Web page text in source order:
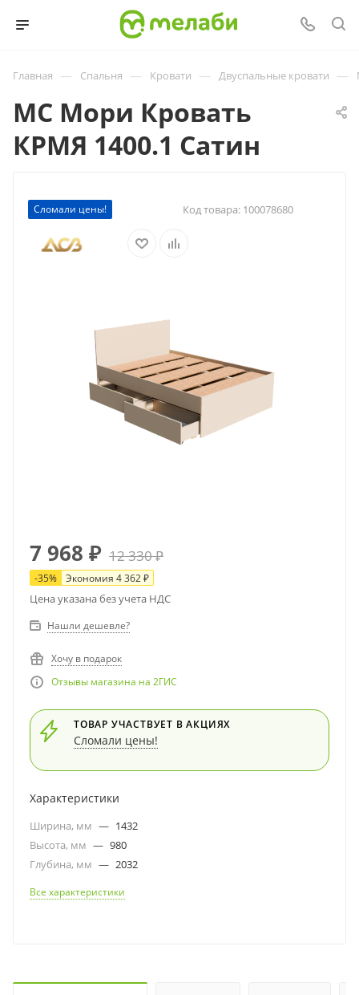
Главная — Спальня — Кровати — Двуспальные кровати —
МС Мори Кровать
КРМЯ 1400.1 Сатин
Сломали цены! Код товара: 100078680
7 968 ₽ 12 330₽
-35% Экономия 4 362₽
Цена указана без учета НДС
Нашли дешевле?
Хочу в подарок
Отзывы магазина на 2ГИС
ТОВАР УЧАСТВУЕТ В АКЦИЯХ
Сломали цены!
Характеристики
Ширина, мм — 1432
Высота, мм — 980
Глубина, мм — 2032
Все характеристики